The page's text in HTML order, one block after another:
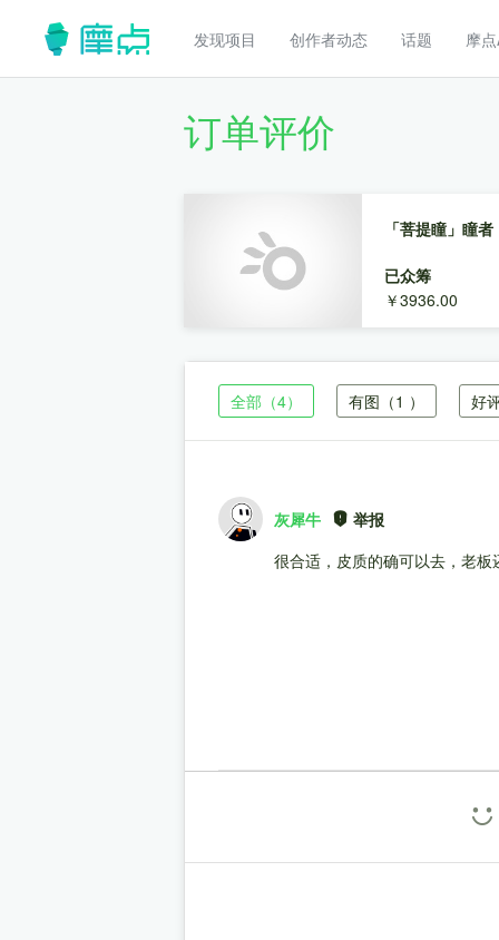
发现项目 创作者动态 话题 摩
订单评价
「菩提瞳」瞳
已众筹
￥3936.00
全部 （4） 有图 （1 ） 好
灰犀牛
举报
很合适，皮质的确可以去，老